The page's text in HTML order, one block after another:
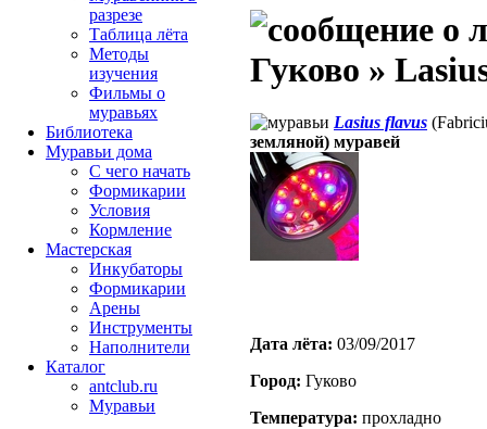
Гуково »
Lasius flavus
земляной) муравей
Дата лёта: 03/09/2017
Город: Гуково
Температура: прохладно
разрезе
Таблица лёта
Методы
изучения
Фильмы о
муравьях
Библиотека
Муравьи дома
С чего начать
Формикарии
Условия
Кормление
Мастерская
Инкубаторы
Формикарии
Арены
Инструменты
Наполнители
Каталог
antclub.ru
Муравьи